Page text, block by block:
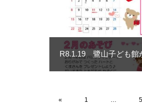
R8.1.19 鷺山子ども館
« 1 … 5